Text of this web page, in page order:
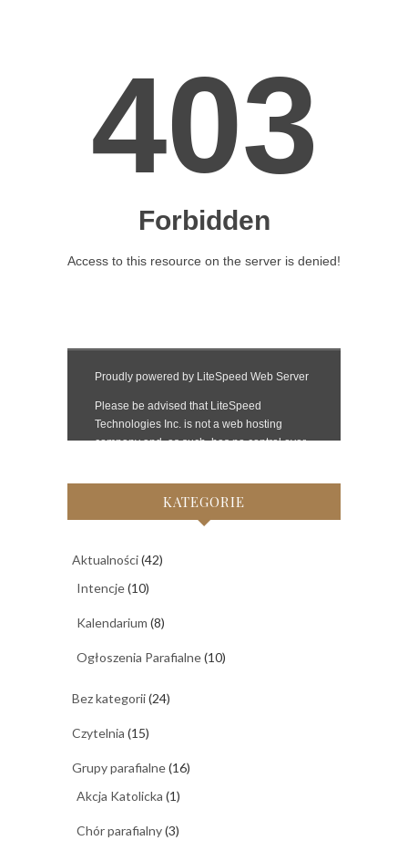
KATEGORIE
Aktualności(42)
Intencje(10)
Kalendarium (8)
Ogłoszenia Parafialne(10)
Bez kategorii(24)
Czytelnia (15)
Grupy parafialne(16)
Akcja Katolicka (1)
Chór parafialny(3)